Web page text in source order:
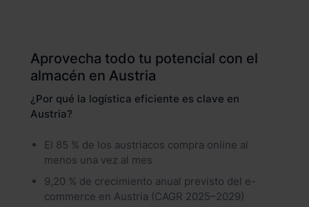
Aprovecha todo tu potencial con el
almacén en Austria
¿Por qué la logística eficiente es clave en
Austria?
El 85 % de los austriacos compra online al
menos una vez al mes
9,20 % de crecimiento anual previsto del e-
commerce en Austria (CAGR 2025–2029)